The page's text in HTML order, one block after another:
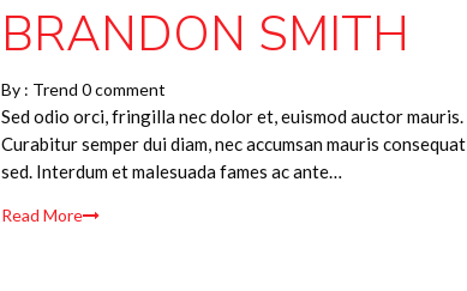
BRANDON SMITH
By : Trend 0 comment
Sed odio orci, fringilla nec dolor et, euismod auctor mauris.
Curabitur semper dui diam, nec accumsan mauris consequat
sed. Interdum et malesuada fames ac ante…
Read More